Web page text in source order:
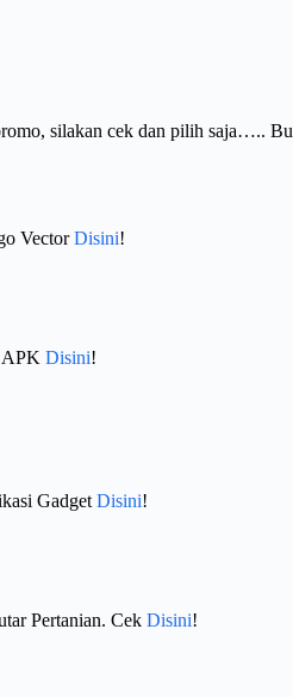
silakan cek dan pilih saja…..
VectorDisini!
APK Disini!
GadgetDisini!
Pertanian. Cek Disini!